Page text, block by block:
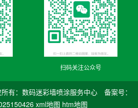
扫码关注公众号
有：数码迷彩墙喷涂服务中心 备案号：
xml地图 htm地图